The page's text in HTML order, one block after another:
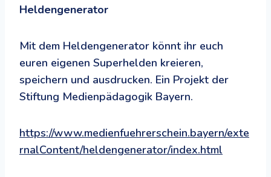
Heldengenerator
Mit dem Heldengenerator könnt ihr euch
euren eigenen Superhelden kreieren,
speichern und ausdrucken. Ein Projekt der
Stiftung Medienpädagogik Bayern.
https://www.medienfuehrerschein.bayern/exte
rnalContent/heldengenerator/index.html